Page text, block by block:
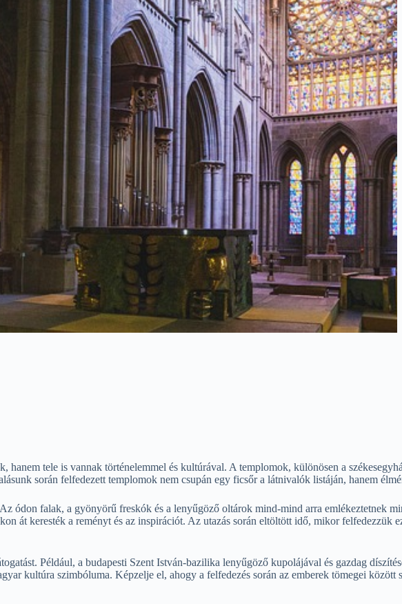
hanem tele is vannak történelemmel és kultúrával. A templomok, különösen a
során felfedezett templomok nem csupán egy ficsőr a látnivalók listáján, hanem
ódon falak, a gyönyörű freskók és a lenyűgöző oltárok mind-mind arra emlékeztetnek
át keresték a reményt és az inspirációt. Az utazás során eltöltött idő, mikor felfedezzük
Például, a budapesti Szent István-bazilika lenyűgöző kupolájával és gazdag
kultúra szimbóluma. Képzelje el, ahogy a felfedezés során az emberek tömegei között